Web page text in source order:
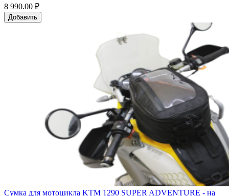
8 990.00 ₽
Добавить
Сумка для мотоцикла KTM 1290 SUPER ADVENTURE - на